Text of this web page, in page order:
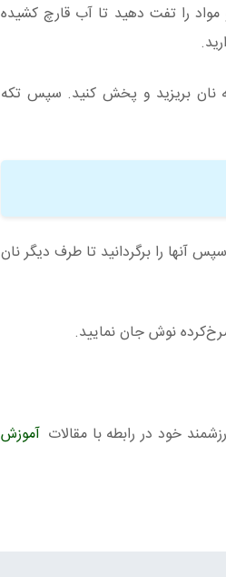
مواد را تفت دهید تا آب قارچ کشیده
نان بریزید و پخش کنید. سپس تکه
آنها را برگردانید تا طرف دیگر نان
نوش جان نمایید.
خود در رابطه با مقالات آموزش